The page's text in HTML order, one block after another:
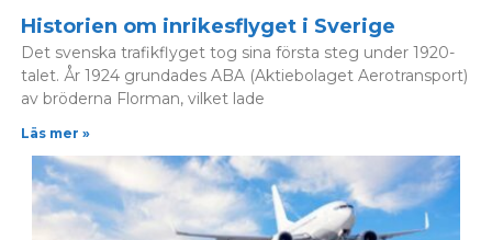
Historien om inrikesflyget i Sverige
Det svenska trafikflyget tog sina första steg under 1920-
talet. År 1924 grundades ABA (Aktiebolaget Aerotransport)
av bröderna Florman, vilket lade
Läs mer »